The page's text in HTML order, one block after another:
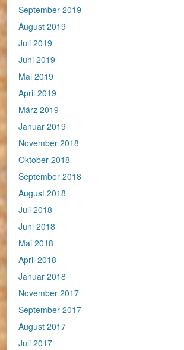
September 2019
August 2019
Juli 2019
Juni 2019
Mai 2019
April 2019
März 2019
Januar 2019
November 2018
Oktober 2018
September 2018
August 2018
Juli 2018
Juni 2018
Mai 2018
April 2018
Januar 2018
November 2017
September 2017
August 2017
Juli 2017